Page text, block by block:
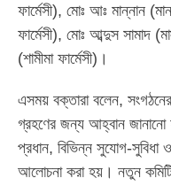
ফার্মেসী), মোঃ আঃ মান্নান
ফার্মেসী), মোঃ আব্দুস সামাদ
(শামীমা ফার্মেসী)।
এসময় বক্তারা বলেন,
গ্রহণের জন্য আহ্বান জানানো
প্রধান, বিভিন্ন সুযোগ-সুবিধা
আলোচনা করা হয়। নতুন